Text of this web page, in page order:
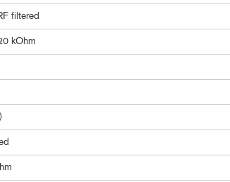
filtered
kOhm